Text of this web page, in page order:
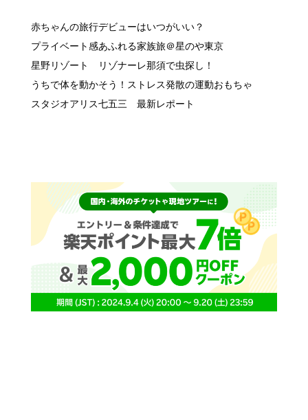
赤ちゃんの旅行デビューはいつがいい？
プライベート感あふれる家族旅＠星のや東京
星野リゾート リゾナーレ那須で虫探し！
うちで体を動かそう！ストレス発散の運動おもちゃ
スタジオアリス七五三 最新レポート